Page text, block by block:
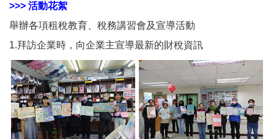
>>> 活動花絮
舉辦各項租稅教育、稅務講習會及宣導活動
1.拜訪企業時，向企業主宣導最新的財稅資訊